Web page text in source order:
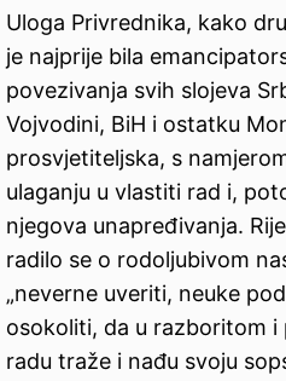
Uloga Privrednika, kako
je najprije bila
povezivanja svih slojeva
Vojvodini, BiH i ostatku
prosvjetiteljska, s
ulaganju u vlastiti rad i,
njegova unapređivanja.
radilo se o rodoljubivom
„neverne uveriti, neuke
osokoliti, da u razboritom
radu traže i nađu svoju